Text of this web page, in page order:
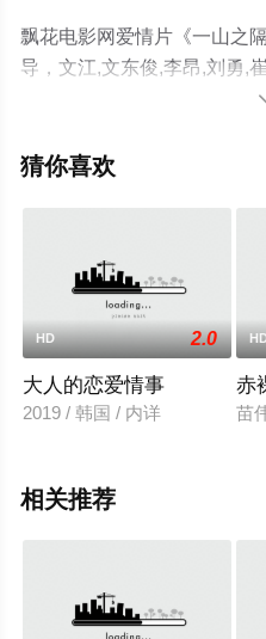
飘花电影网爱情片《一山之
导，文江,文东俊,李昂,刘勇,
闻雨,卜文革,聂永新,吴长明
院，更多相关信息可移步至
猜你喜欢
HD 2.0
大人的恋爱情事
2019 / 韩国 / 内详
赤
苗
相关推荐